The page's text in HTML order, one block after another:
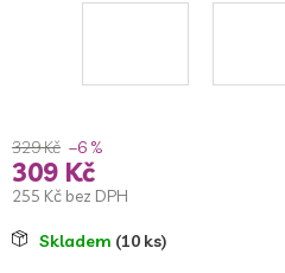
329 Kč –6 %
309 Kč
255 Kč bez DPH
MěrnáSkladem (10 ks)